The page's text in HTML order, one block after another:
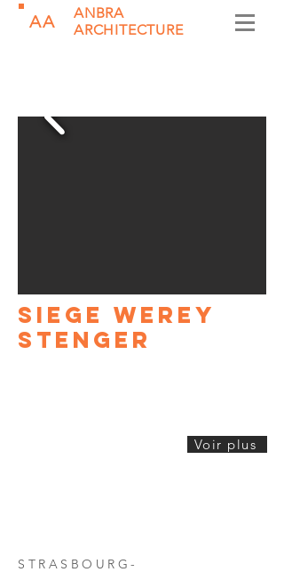
AA
ANBRA
ARCHITECTURE
Voir plus
SIEGE WEREY
STENGER
STRASBOURG-